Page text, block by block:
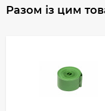
Разом із цим